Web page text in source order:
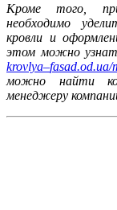
Кроме того,
необходимо
кровли и
этом можно
krovlya–fasad.od.ua/
можно найти
менеджеру